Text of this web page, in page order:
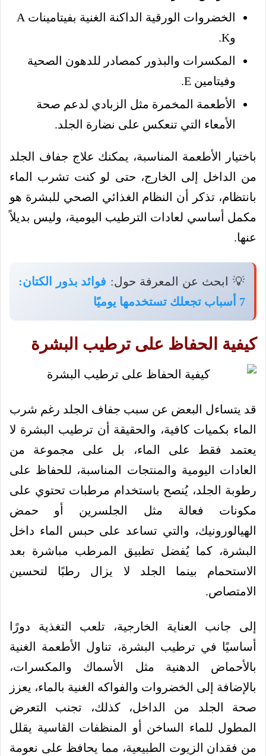
الخضروات الورقية الداكنة الغنية بفيتامينات A
وK.
المكسرات والبذور كمصادر للدهون الصحية
وفيتامين E.
الأطعمة المخمرة مثل الزبادي لدعم صحة
الأمعاء التي تنعكس على نضارة الجلد.
باختيار الأطعمة المناسبة، يمكنك علاج جفاف الجلد
من الداخل إلى الخارج، حتى لو كنت تشرب الماء
بانتظام، تذكر أن النظام الغذائي الصحي للبشرة هو
مكمل أساسي لعادات الترطيب اليومية، وليس بديلاً
عنها.
💡 ابحث عن المعرفة حول: فوائد بذور الكتان:
7 أسباب تجعلك تستخدمها يوميًا
كيفية الحفاظ على ترطيب البشرة
قد يتساءل البعض عن سبب جفاف الجلد رغم شرب
الماء بكميات كافية، والحقيقة أن ترطيب البشرة لا
يعتمد فقط على الماء، بل على مجموعة من
العادات اليومية والمنتجات المناسبة، للحفاظ على
رطوبة الجلد، يُنصح باستخدام مرطبات تحتوي على
مكونات فعالة مثل الجلسرين أو حمض
الهيالورونيك، والتي تساعد على حبس الماء داخل
البشرة، كما يُفضل تطبيق المرطب مباشرة بعد
الاستحمام بينما الجلد لا يزال رطبًا لتحسين
الامتصاص.
إلى جانب العناية الخارجية، تلعب التغذية دورًا
أساسيًا في ترطيب البشرة، تناول الأطعمة الغنية
بالأحماض الدهنية مثل الأسماك والمكسرات،
بالإضافة إلى الخضروات والفواكه الغنية بالماء، يعزز
صحة الجلد من الداخل، كذلك، تجنب التعرض
المطول للماء الساخن أو المنظفات القاسية يقلل
من فقدان الزيوت الطبيعية، مما يحافظ على نعومة